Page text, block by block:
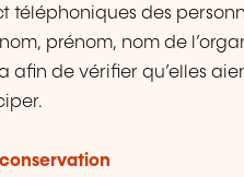
téléphoniques des
prénom, nom de
afin de vérifier qu’elles